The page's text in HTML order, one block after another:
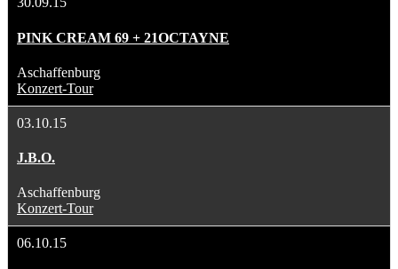
PINK CREAM 69 + 21OCTAYNE
Aschaffenburg
Konzert-Tour
03.10.15
J.B.O.
Aschaffenburg
Konzert-Tour
06.10.15